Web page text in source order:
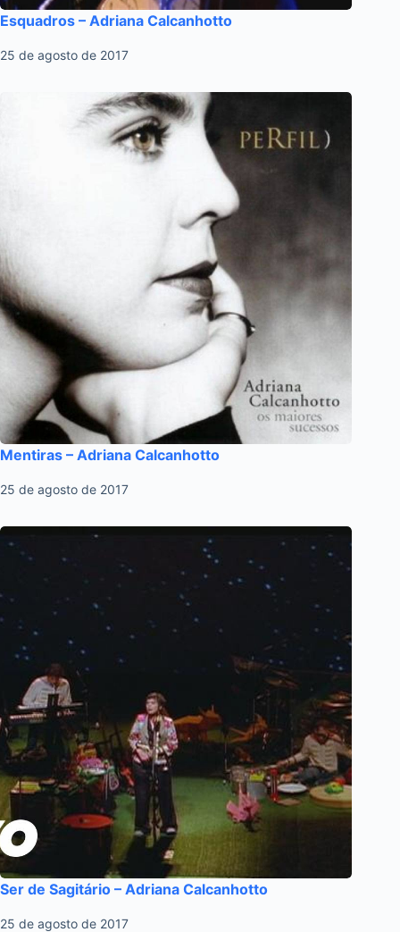
Esquadros – Adriana Calcanhotto
25 de agosto de 2017
Mentiras – Adriana Calcanhotto
25 de agosto de 2017
Ser de Sagitário – Adriana Calcanhotto
25 de agosto de 2017